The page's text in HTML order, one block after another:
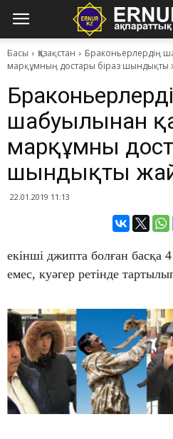
Басы Қазақстан
​Браконьерлердің
марқұмның достары біраз шындықты
​Браконьерлердің
шабуылынан
марқұмның
шындықты
22.01.2019 11:13
екінші джипта болған басқа 4
емес, куәгер ретінде